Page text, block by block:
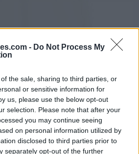
- Do Not Process My
the sale, sharing to third parties, or
or sensitive information for
us, please use the below opt-out
selection. Please note that after your
you may continue seeing
on personal information utilized by
disclosed to third parties prior to
separately opt-out of the further